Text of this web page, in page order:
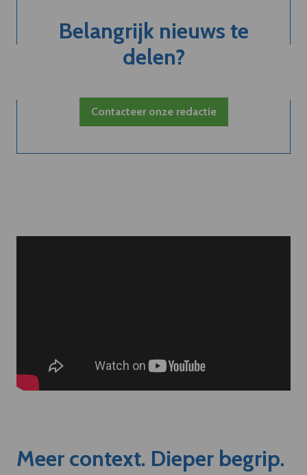
Belangrijk nieuws te
delen?
Contacteer onze redactie
Meer context. Dieper begrip.